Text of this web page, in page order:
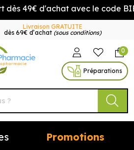
dès 49€ d'achat avec le code
Livraison GRATUITE
dès 69€ d’achat (sous conditions)
Autour de la Pharmacie
0
Préparations
Promotions